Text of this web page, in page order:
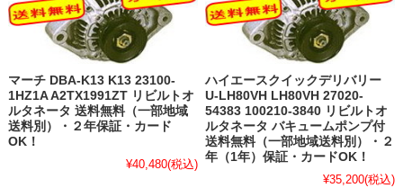
マーチ DBA-K13 K13 23100-
1HZ1A A2TX1991ZT リビルトオ
ルタネータ 送料無料（一部地域
送料別）・２年保証・カード
OK！
¥40,480(税込)
ハイエースクイックデリバリー
U-LH80VH LH80VH 27020-
54383 100210-3840 リビルトオ
ルタネータ バキュームポンプ付
送料無料（一部地域送料別）・２
年（1年）保証・カードOK！
¥35,200(税込)